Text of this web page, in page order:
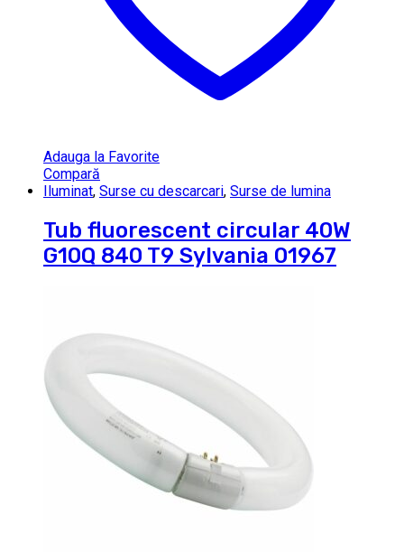
Adauga la Favorite
Compară
Iluminat, Surse cu descarcari, Surse de lumina
Tub fluorescent circular 40W
G10Q 840 T9 Sylvania 01967